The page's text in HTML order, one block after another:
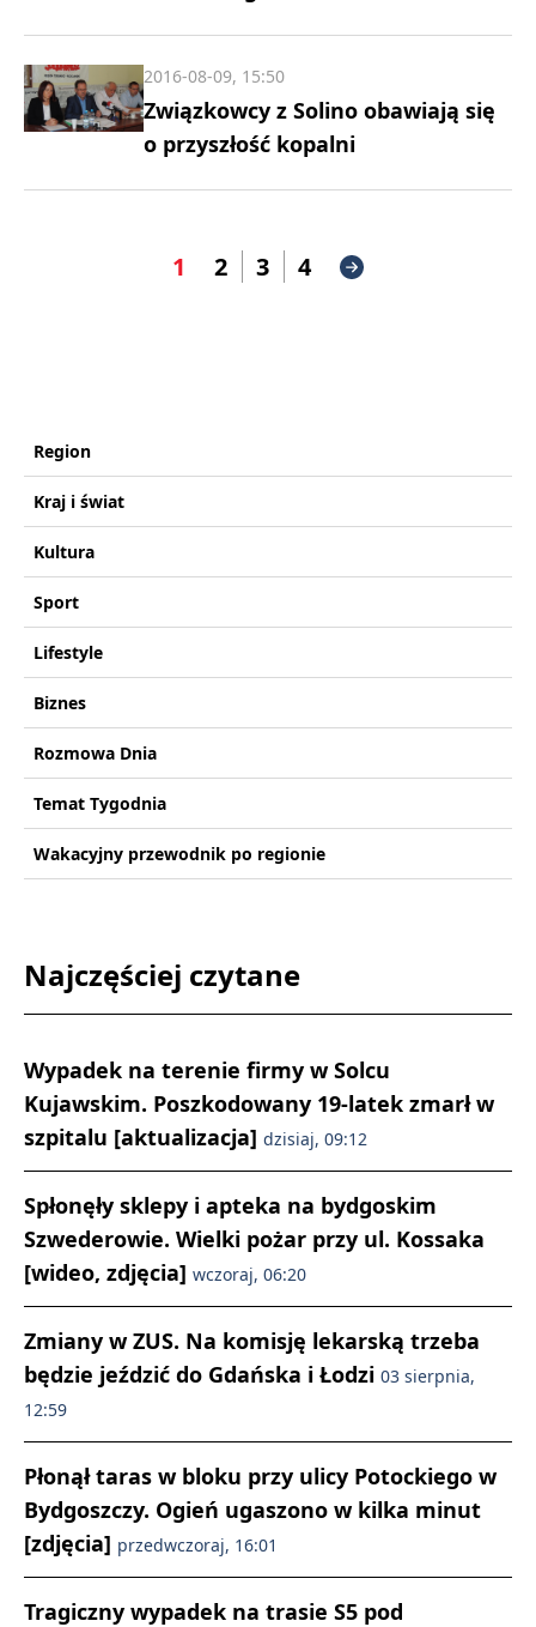
Związkowcy z Solino obawiają się
o przyszłość kopalni
2016-08-09, 15:50
1 2 3 4
Region
Kraj i świat
Kultura
Sport
Lifestyle
Biznes
Rozmowa Dnia
Temat Tygodnia
Wakacyjny przewodnik po regionie
Najczęściej czytane
Wypadek na terenie firmy w Solcu
Kujawskim. Poszkodowany 19-latek zmarł w
szpitalu [aktualizacja] dzisiaj, 09:12
Spłonęły sklepy i apteka na bydgoskim
Szwederowie. Wielki pożar przy ul. Kossaka
[wideo, zdjęcia] wczoraj, 06:20
Zmiany w ZUS. Na komisję lekarską trzeba
będzie jeździć do Gdańska i Łodzi 03 sierpnia,
12:59
Płonął taras w bloku przy ulicy Potockiego w
Bydgoszczy. Ogień ugaszono w kilka minut
[zdjęcia] przedwczoraj, 16:01
Tragiczny wypadek na trasie S5 pod